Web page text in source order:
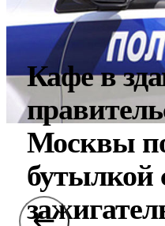
Кафе в
Москвы
бутылкой